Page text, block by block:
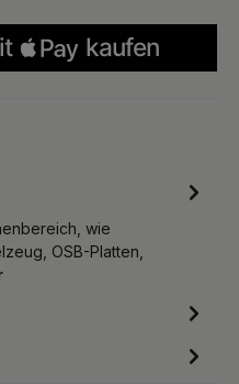
wie
OSB-Platten,